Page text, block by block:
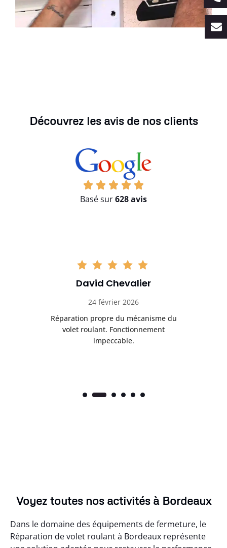
Découvrez les avis de nos clients
Basé sur628 avis
David Chevalier
24 février 2026
Réparation propre du mécanisme du
volet roulant. Fonctionnement
impeccable.
Voyez toutes nos activités à Bordeaux
Dans le domaine des équipements de fermeture, le
Réparation de volet roulant à Bordeaux représente